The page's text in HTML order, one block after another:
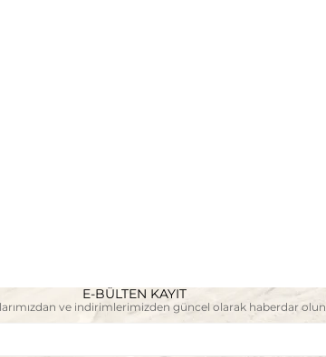
E-BÜLTEN KAYIT
ve indirimlerimizden güncel olarak haberdar olun.